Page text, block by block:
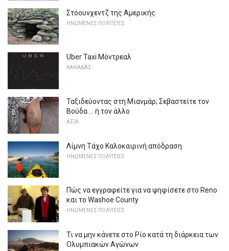
Στόουνχεντζ της Αμερικής
ΗΝΩΜΈΝΕΣ ΠΟΛΙΤΕΊΕΣ
Uber Taxi Μόντρεαλ
ΚΑΝΑΔΆΣ
Ταξιδεύοντας στη Μιανμάρ; Σεβαστείτε τον
Βούδα ... ή τον άλλο
ΑΣΊΑ
Λίμνη Τάχο Καλοκαιρινή απόδραση
ΗΝΩΜΈΝΕΣ ΠΟΛΙΤΕΊΕΣ
Πώς να εγγραφείτε για να ψηφίσετε στο Reno
και το Washoe County
ΗΝΩΜΈΝΕΣ ΠΟΛΙΤΕΊΕΣ
Τι να μην κάνετε στο Ρίο κατά τη διάρκεια των
Ολυμπιακών Αγώνων